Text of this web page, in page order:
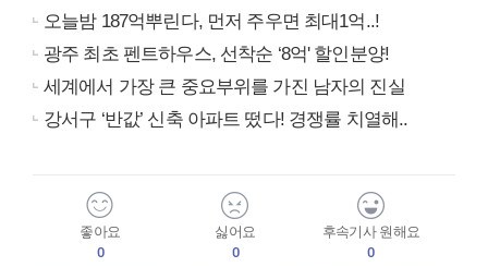
오늘밤 187억뿌린다, 먼저 주우면 최대1억..!
광주 최초 펜트하우스, 선착순 ‘8억' 할인분양!
세계에서 가장 큰 중요부위를 가진 남자의 진실
강서구 ‘반값’ 신축 아파트 떴다! 경쟁률 치열해..
좋아요
0
싫어요
0
후속기사 원해요
0